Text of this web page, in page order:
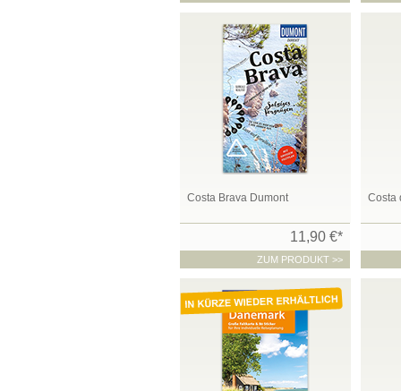
Costa Brava Dumont
11,90 €*
ZUM PRODUKT >>
Costa